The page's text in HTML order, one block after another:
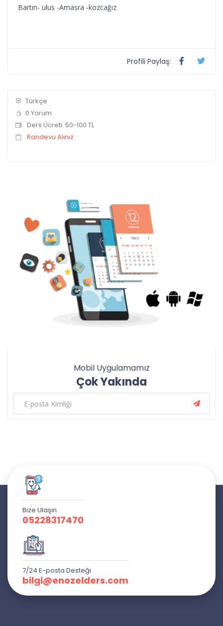
Bartın- ulus -Amasra -kozcağız
Profili Paylaş:
Türkçe
0 Yorum
Ders Ücreti: 50-100 TL
Randevu Alınız
Mobil Uygulamamız
Çok Yakında
Bize Ulaşın
05228317470
7/24 E-posta Desteği
bilgi@enozelders.com